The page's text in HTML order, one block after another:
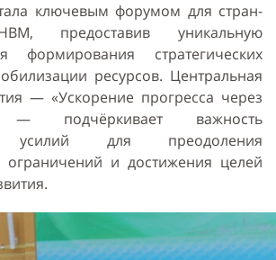
ключевым форумом для стран-
предоставив уникальную
формирования стратегических
ресурсов. Центральная
— «Ускорение прогресса через
— подчёркивает важность
усилий для преодоления
ограничений и достижения целей